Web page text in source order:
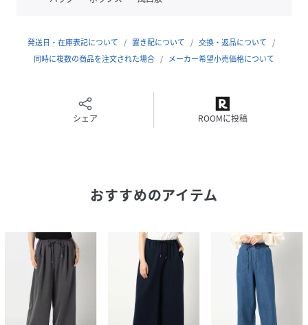
＊両脇ポケットあり
＊両尻にポケットあり
……………………
生地の厚さ：薄い
＊メーカー品番：6107-8002リネンライク 半袖シャツとセ
ットアップ着用が可能です。
※詳しいお手入れ方法は商品タグをご参照ください
発送日・在庫表記について 置き配について
交換・返品について
同時に複数の商品を注文された場合
メーカー希望小売価格について
シェア ROOMに投稿
おすすめのアイテム